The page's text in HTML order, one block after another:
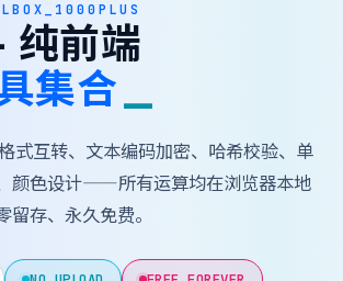
为何本地
前端
集合
式互转、文本编码加密、哈希校验、单
颜色设计——所有运算均在浏览器本地
存、永久免费。